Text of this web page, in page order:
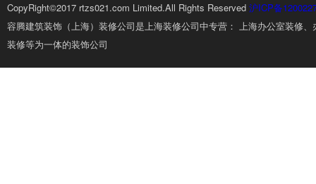
CopyRight©2017 rtzs021.com Limited.All Rights Reserved 沪ICP备
容腾建筑装饰（上海）装修公司是上海装修公司中专营： 上海办公室装修
装修等为一体的装饰公司